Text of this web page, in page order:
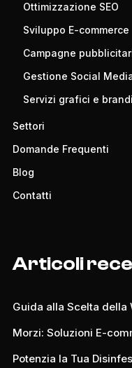
Ottimizzazione SEO
Sviluppo E-commerce
Campagne
Gestione Social
Servizi grafici e
Settori
Domande Frequenti
Blog
Contatti
Articoli
Guida alla Scelta della
Morzi: Soluzioni E-
Potenzia la Tua